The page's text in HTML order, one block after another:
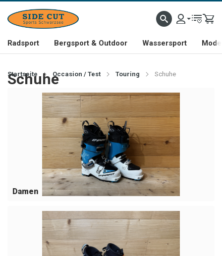
Radsport Bergsport & Outdoor Wassersport
Startseite Occasion / Test Touring Schuhe
Schuhe
Damen